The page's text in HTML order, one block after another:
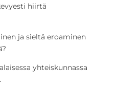
hiirtä
ja sieltä eroaminen
yhteiskunnassa